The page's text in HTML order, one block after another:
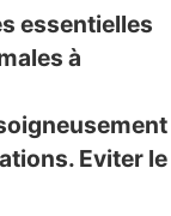
essentielles
à
Eviter le